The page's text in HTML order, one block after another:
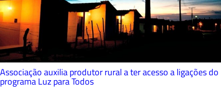
Associação auxilia produtor rural a ter acesso a ligações do
programa Luz para Todos